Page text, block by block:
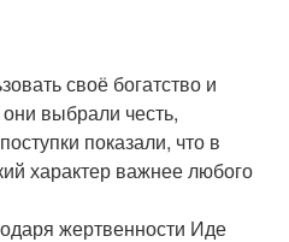
своё богатство и
выбрали честь,
показали, что в
характер важнее любого
жертвенности Иде